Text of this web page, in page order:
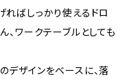
ればしっかり使えるドロ
、ワークテーブルとしても
デザインをベースに、落